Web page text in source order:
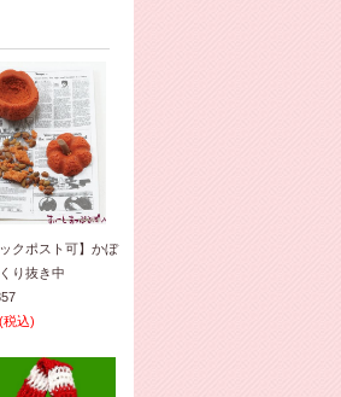
ックポスト可】かぼ
り抜き中
(税込)